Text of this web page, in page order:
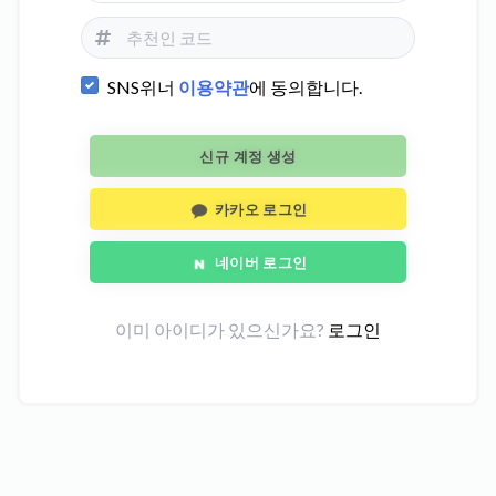
SNS위너 이용약관에 동의합니다.
신규 계정 생성
카카오 로그인
네이버 로그인
이미 아이디가 있으신가요? 로그인